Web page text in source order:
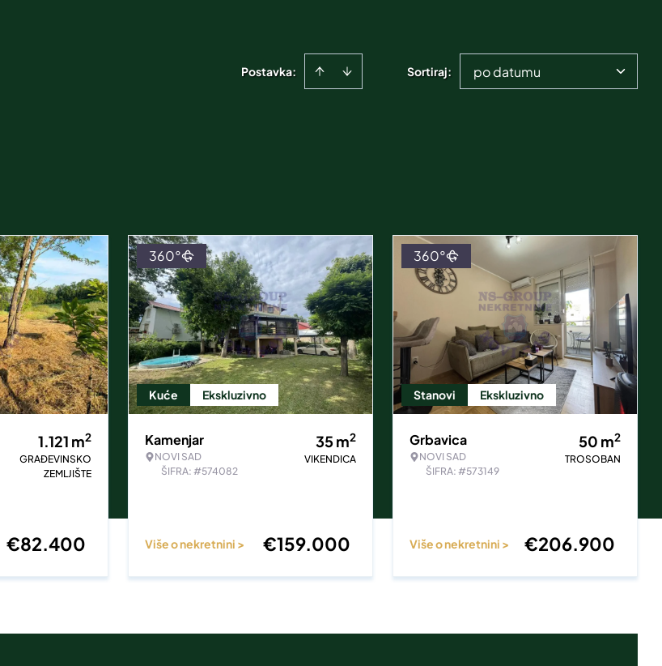
Postavka: Sortiraj: po datumu
1.121 m2
GRAĐEVINSKO
ZEMLJIŠTE
€82.400
Kuće Ekskluzivno
360°
Kamenjar
NOVI SAD
ŠIFRA: #574082
35m2
VIKENDICA
Više o nekretnini > €159.000
Stanovi Ekskluzivno
360°
Grbavica
NOVI SAD
ŠIFRA: #573149
50 m2
TROSOBAN
Više o nekretnini > €206.900